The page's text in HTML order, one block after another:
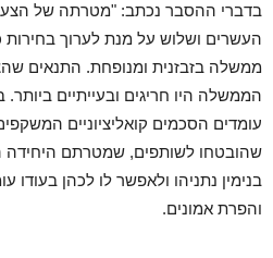
בדברי ההסבר נכתב: "מטרתה של
ממשלה בזבזנית ומנופחת. התנאים
הממשלה היו חריגים ובעייתיים
עומדים הסכמים קואליציוניים
שהובטחו לשותפים, שמטרתם היחידה
בנימין נתניהו ולאפשר לו לכהן
והפרת אמונים.